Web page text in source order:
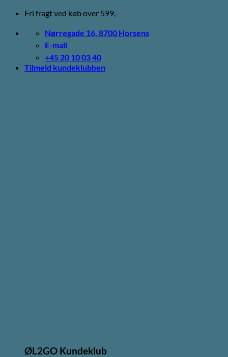
Fortsæt
indhold
Fri fragt ved køb over 599,-
Nørregade 16, 8700 Horsens
E-mail
+45 20 10 03 40
Tilmeld kundeklubben
ØL2GO Kundeklub